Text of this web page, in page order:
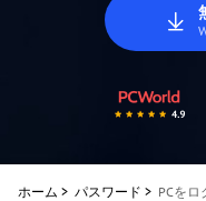
ホーム > パスワード > PCを